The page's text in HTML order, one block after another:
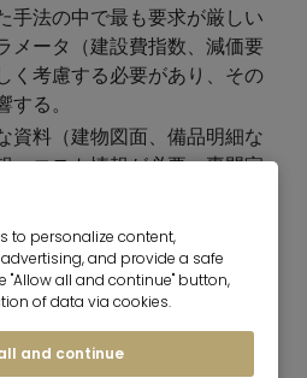
手法の中で最も要求が厳しい
メータ（建設費指数、減価要
く考慮する必要があり、その
る。
資料（建物図面、備品明細な
、コスト情報が必要。専門家
門家以外が実施するのは難
りは、大きな結果を招きかね
すか？その場合、潜在的な買い
情報通の買い手はより有利な代
遅れる。低く設定しすぎます
to personalize content,
and provide a safe
"Allow all and continue" button,
of data via cookies.
and continue